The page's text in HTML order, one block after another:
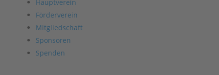
Hauptverein
Förderverein
Mitgliedschaft
Sponsoren
Spenden